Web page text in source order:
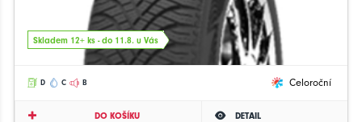
Skladem 12+ ks - do 11.8. u Vás
D C B Celoroční
DO KOŠÍKU DETAIL